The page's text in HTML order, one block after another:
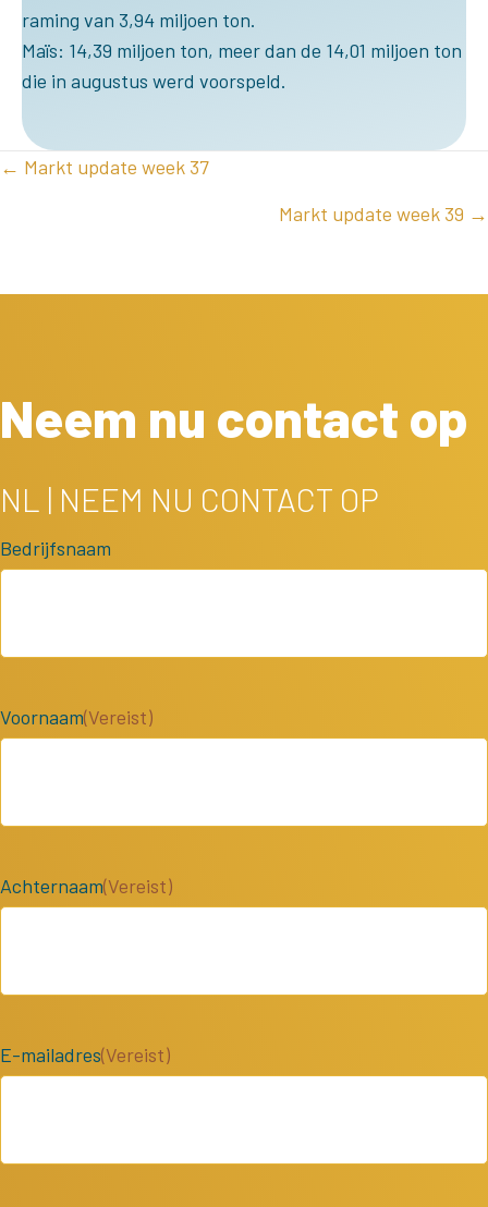
raming van 3,94 miljoen ton.
Maïs: 14,39 miljoen ton, meer dan de 14,01 miljoen ton
die in augustus werd voorspeld.
POSTS
← Markt update week 37
Markt update week 39 →
Neem nu contact op
NL | NEEM NU CONTACT OP
Bedrijfsnaam
Voornaam(Vereist)
Achternaam(Vereist)
E-mailadres(Vereist)